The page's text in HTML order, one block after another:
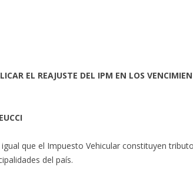
EL REAJUSTE DEL IPM EN LOS
que el Impuesto Vehicular constituyen
del país.